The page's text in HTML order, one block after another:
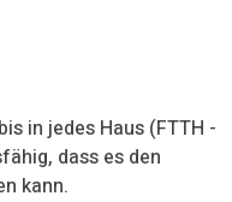
in jedes Haus (FTTH -
dass es den
kann.